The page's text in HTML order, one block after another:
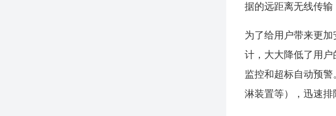
据的远距离无线传输
为了给用户带来更
计，大大降低了用
监控和超标自动预
淋装置等），迅速排